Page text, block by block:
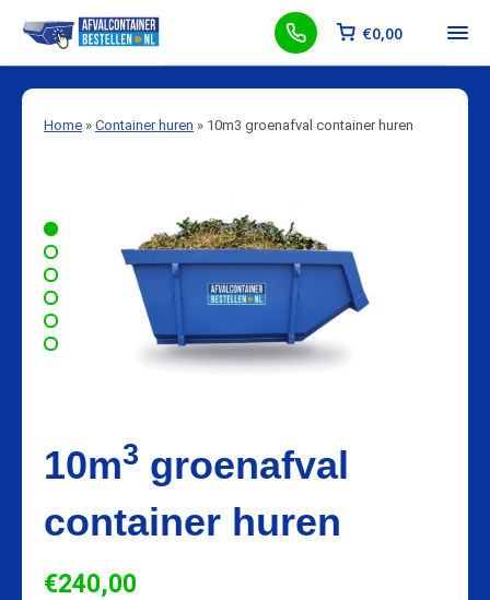
€0,00
Home » Container huren » 10m3 groenafval container huren
10m3 groenafval
container huren
€240,00